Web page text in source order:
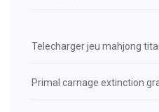
Telecharger jeu mahjong
Primal carnage extinction